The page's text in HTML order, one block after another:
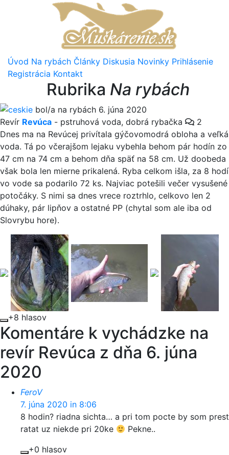
Úvod Na rybách Články Diskusia Novinky Prihlásenie
Registrácia Kontakt
Rubrika Na rybách
ceskie bol/a na rybách 6. júna 2020
Revír Revúca - pstruhová voda, dobrá rybačka
2
Dnes ma na Revúcej privítala gýčovomodrá obloha a veľká
voda. Tá po včerajšom lejaku vybehla behom pár hodín zo
47 cm na 74 cm a behom dňa späť na 58 cm. Už doobeda
však bola len mierne prikalená. Ryba celkom išla, za 8
vo vode sa podarilo 72 ks. Najviac potešili večer vysušené
potočáky. S nimi sa dnes vrece roztrhlo, celkovo len 2
dúhaky, pár lipňov a ostatné PP (chytal som ale iba od
Slovrybu hore).
+8 hlasov
Komentáre k vychádzke na
revír Revúca z dňa 6. júna
2020
FeroV
7. júna 2020 in 8:06
8 hodin? riadna sichta… a pri tom pocte by som
ratat uz niekde pri 20ke
Pekne..
+0 hlasov